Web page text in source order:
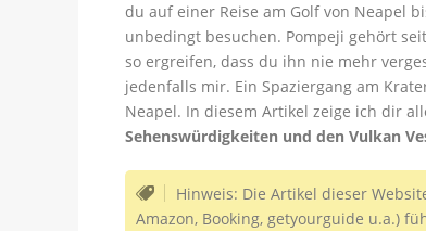
du auf einer Reise am Golf von Neapel
unbedingt besuchen. Pompeji gehört
so ergreifen, dass du ihn nie mehr
jedenfalls mir. Ein Spaziergang am
Neapel. In diesem Artikel zeige ich dir
Sehenswürdigkeiten und den Vulkan
Hinweis: Die Artikel dieser
Amazon, Booking, getyourguide u.a.)